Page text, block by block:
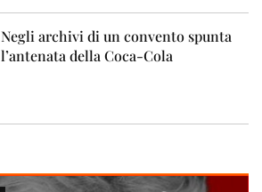
Negli archivi di un convento spunta
l’antenata della Coca-Cola